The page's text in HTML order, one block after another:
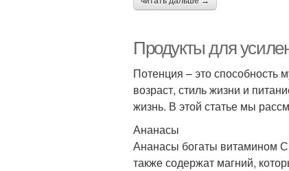
Продукты для
Потенция – это способность
возраст, стиль жизни и
жизнь. В этой статье мы
Ананасы
Ананасы богаты витамином
также содержат магний,